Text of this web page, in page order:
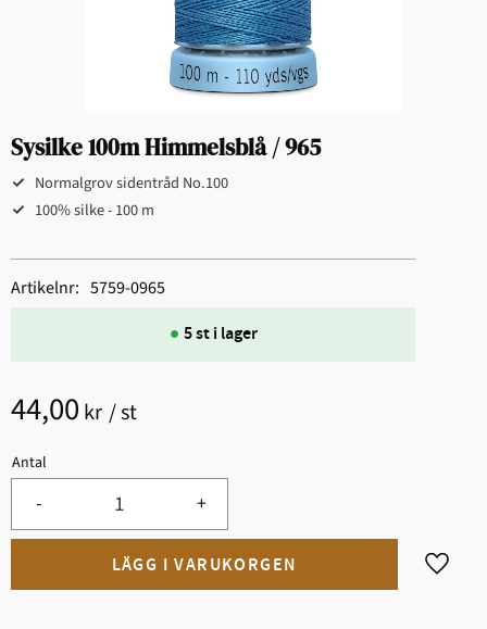
Sysilke 100m Himmelsblå / 965
Normalgrov sidentråd No.100
100% silke - 100 m
44,00 kr /st
Antal
+
-
Lägg
5 st i lager
Artikelnr 5759-0965